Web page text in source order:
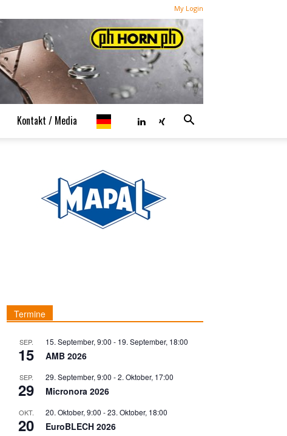
My Login
Kontakt / Media
Termine
SEP.
15
15. September, 9:00 - 19. September, 18:00
AMB 2026
SEP.
29
29. September, 9:00 -2. Oktober, 17:00
Micronora 2026
OKT.
20
20. Oktober, 9:00 -23. Oktober, 18:00
EuroBLECH 2026